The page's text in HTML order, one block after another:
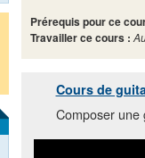
Prérequis pour ce
Travailler ce cours :
Cours de
Composer une